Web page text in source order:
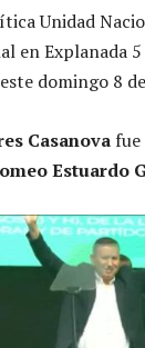
Unidad
en Explanada
domingo 8
Casanova
Estuardo